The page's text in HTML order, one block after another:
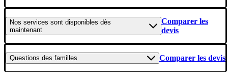
Nos services sont disponibles dès
maintenant
Comparer les
devis
Questions des familles Comparer les devis